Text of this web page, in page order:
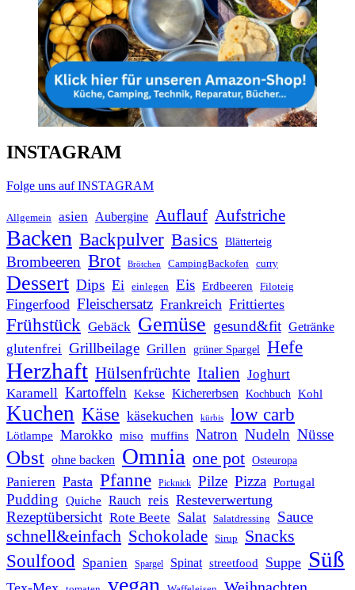
INSTAGRAM
Folge uns auf INSTAGRAM
Allgemein asien Aubergine Auflauf Aufstriche
Backen Backpulver Basics Blätterteig
Brombeeren Brot Brötchen CampingBackofen curry
Dessert Dips Ei einlegen Eis Erdbeeren Filoteig
Fingerfood Fleischersatz Frankreich Frittiertes
Frühstück Gebäck Gemüse gesund&fit Getränke
glutenfrei Grillbeilage Grillen grüner Spargel Hefe
Herzhaft Hülsenfrüchte Italien Joghurt
Karamell Kartoffeln Kekse Kichererbsen Kochbuch Kohl
Kuchen Käse käsekuchen kürbis low carb
Lötlampe Marokko miso muffins Natron Nudeln Nüsse
Obst ohne backen Omnia one pot Osteuropa
Panieren Pasta Pfanne Picknick Pilze Pizza Portugal
Pudding Quiche Rauch reis Resteverwertung
Rezeptübersicht Rote Beete Salat Salatdressing Sauce
schnell&einfach Schokolade Sirup Snacks
Soulfood Spanien Spargel Spinat streetfood Suppe Süß